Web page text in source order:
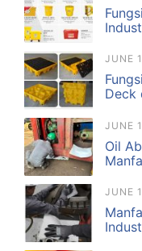
JUNE
Deck
JUNE
Oil
JUNE